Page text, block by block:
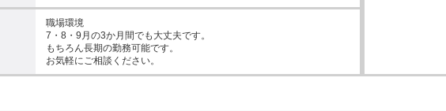
職場環境
7・8・9月の3か月間でも大丈夫です。
もちろん長期の勤務可能です。
お気軽にご相談ください。